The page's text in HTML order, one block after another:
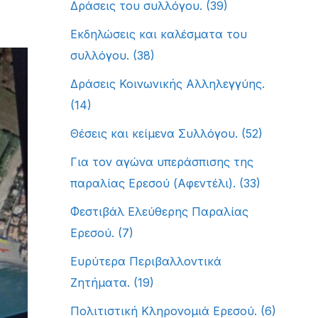
Δράσεις του συλλόγου. (39)
Εκδηλώσεις και καλέσματα του
συλλόγου. (38)
Δράσεις Κοινωνικής Αλληλεγγύης.
(14)
Θέσεις και κείμενα Συλλόγου. (52)
Για τον αγώνα υπεράσπισης της
παραλίας Ερεσού (Αφεντέλι). (33)
Φεστιβάλ Ελεύθερης Παραλίας
Ερεσού. (7)
Ευρύτερα Περιβαλλοντικά
Ζητήματα. (19)
Πολιτιστική Κληρονομιά Ερεσού. (6)